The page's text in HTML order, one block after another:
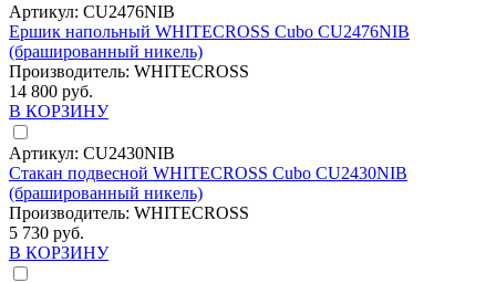
Артикул: CU2476NIB
Ершик напольный WHITECROSS Cubo CU2476NIB
(брашированный никель)
Производитель: WHITECROSS
14 800 руб.
В КОРЗИНУ
Артикул: CU2430NIB
Стакан подвесной WHITECROSS Cubo CU2430NIB
(брашированный никель)
Производитель: WHITECROSS
5 730 руб.
В КОРЗИНУ